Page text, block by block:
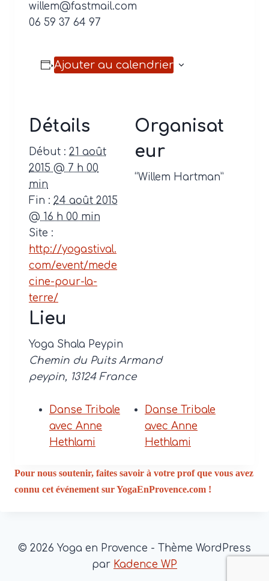
willem@fastmail.com
06 59 37 64 97
Ajouter au calendrier
Détails
Début : 21 août
2015 @ 7 h 00
min
Fin : 24 août 2015
@ 16 h 00 min
Site :
http://yogastival.
com/event/mede
cine-pour-la-
terre/
Lieu
Yoga Shala Peypin
Chemin du Puits Armand
peypin, 13124 France
Organisat
eur
“Willem Hartman”
Danse Tribale
avec Anne
Hethlami
Danse Tribale
avec Anne
Hethlami
Pour nous soutenir, faites savoir à votre prof que vous avez
connu cet événement sur YogaEnProvence.com !
© 2026 Yoga en Provence - Thème WordPress
par Kadence WP